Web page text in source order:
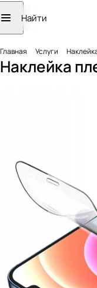
Главная Услуги
Наклейка